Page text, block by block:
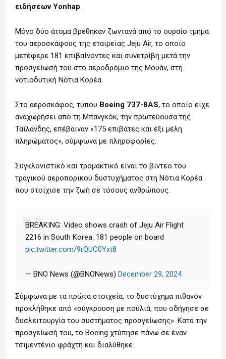
ειδήσεων Yonhap.
Μόνο δύο άτομα βρέθηκαν ζωντανά από το ουραίο τμήμα
του αεροσκάφους της εταιρείας Jeju Air, το οποίο
μετέφερε 181 επιβαίνοντες και συνετρίβη μετά την
προσγείωσή του στο αεροδρόμιο της Μουάν, στη
νοτιοδυτική Νότια Κορέα.
Στο αεροσκάφος, τύπου Boeing 737-8AS, το οποίο είχε
αναχωρήσει από τη Μπανγκόκ, την πρωτεύουσα της
Ταϊλάνδης, επέβαιναν «175 επιβάτες και έξι μέλη
πληρώματος», σύμφωνα με πληροφορίες.
Συγκλονιστικό και τρομακτικό είναι το βίντεο του
τραγικού αεροπορικού δυστυχήματος στη Νότια Κορέα
που στοίχισε την ζωή σε τόσους ανθρώπους.
BREAKING: Video shows crash of Jeju Air Flight
2216 in South Korea. 181 people on board
pic.twitter.com/9rQUC0Yxt8
— BNO News (@BNONews) December 29, 2024
Σύμφωνα με τα πρώτα στοιχεία, το δυστύχημα πιθανόν
προκλήθηκε από «σύγκρουση με πουλιά, που οδήγησε σε
δυσλειτουργία του συστήματος προσγείωσης». Κατά την
προσγείωσή του, το Boeing χτύπησε πάνω σε έναν
τσιμεντένιο φράχτη και διαλύθηκε.